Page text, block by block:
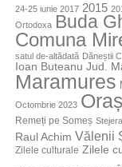
24-25 iunie 2017 2015
Ortodoxa
Buda
Comuna
satul de-altădată Dăneștii
Ioan Buteanu Jud.
Maramures
Octombrie 2023
Remeți pe Someș Stejera
Raul Achim Vălenii
Zilele culturale Zilele